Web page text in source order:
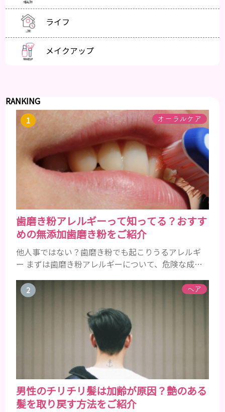
ライフ
メイクアップ
RANKING
オーラルケア
歯磨き粉アレルギーって知ってる？おすす
めの無添加歯磨き粉をご紹介
他人事ではない？歯磨き粉でも起こりうるアレルギ
ー まずは歯磨き粉アレルギーについて、危険な成分
まれるアレルギーを起こすおそれのある成分 まず、
普段お使いの歯磨き粉に含まれているどの成分にア
レルギーを引き起こすおそれがあるのかを説明しま
すね。 •フッ素･･･歯の表面のエナメルを守り強くし
たり、虫歯と防ぐ働きを持つ成分 •香味料 ･･･歯磨き
ヘア
男性のチリチリ髪は加齢が原因？艶のある
髪を取り戻す方法をご紹介